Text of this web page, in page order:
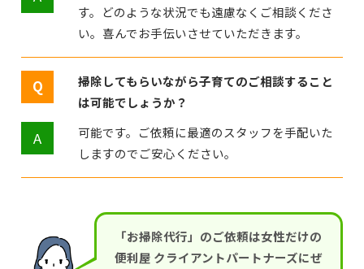
す。どのような状況でも遠慮なくご相談くださ
い。喜んでお手伝いさせていただきます。
掃除してもらいながら子育てのご相談すること
は可能でしょうか？
可能です。ご依頼に最適のスタッフを手配いた
しますのでご安心ください。
「お掃除代行」のご依頼は女性だけの
便利屋 クライアントパートナーズにぜ